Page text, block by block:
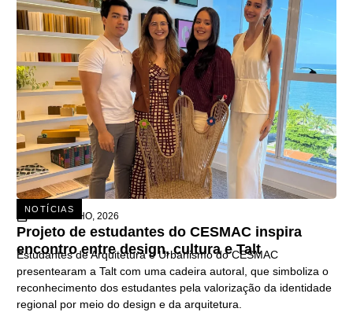
NOTÍCIAS
15 DE JULHO, 2026
Projeto de estudantes do CESMAC inspira
encontro entre design, cultura e Talt
Estudantes de Arquitetura e Urbanismo do CESMAC
presentearam a Talt com uma cadeira autoral, que simboliza o
reconhecimento dos estudantes pela valorização da identidade
regional por meio do design e da arquitetura.